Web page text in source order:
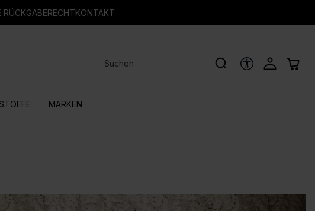
RÜCKGABERECHTKONTAKT
HILFSTOOLS
MARKEN